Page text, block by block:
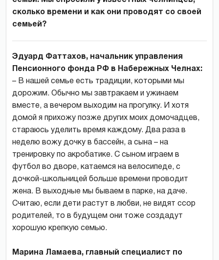
сколько времени и как они проводят со своей
семьей?
Эдуард Фаттахов, начальник управления
Пенсионного фонда РФ в Набережных Челнах:
– В нашей семье есть традиции, которыми мы
дорожим. Обычно мы завтракаем и ужинаем
вместе, а вечером выходим на прогулку. И хотя
домой я прихожу позже других моих домочадцев,
стараюсь уделить время каждому. Два раза в
неделю вожу дочку в бассейн, а сына – на
тренировку по акробатике. С сыном играем в
футбол во дворе, катаемся на велосипеде, с
дочкой-школьницей больше времени проводит
жена. В выходные мы бываем в парке, на даче.
Считаю, если дети растут в любви, не видят ссор
родителей, то в будущем они тоже создадут
хорошую крепкую семью.
Марина Ламаева, главный специалист по